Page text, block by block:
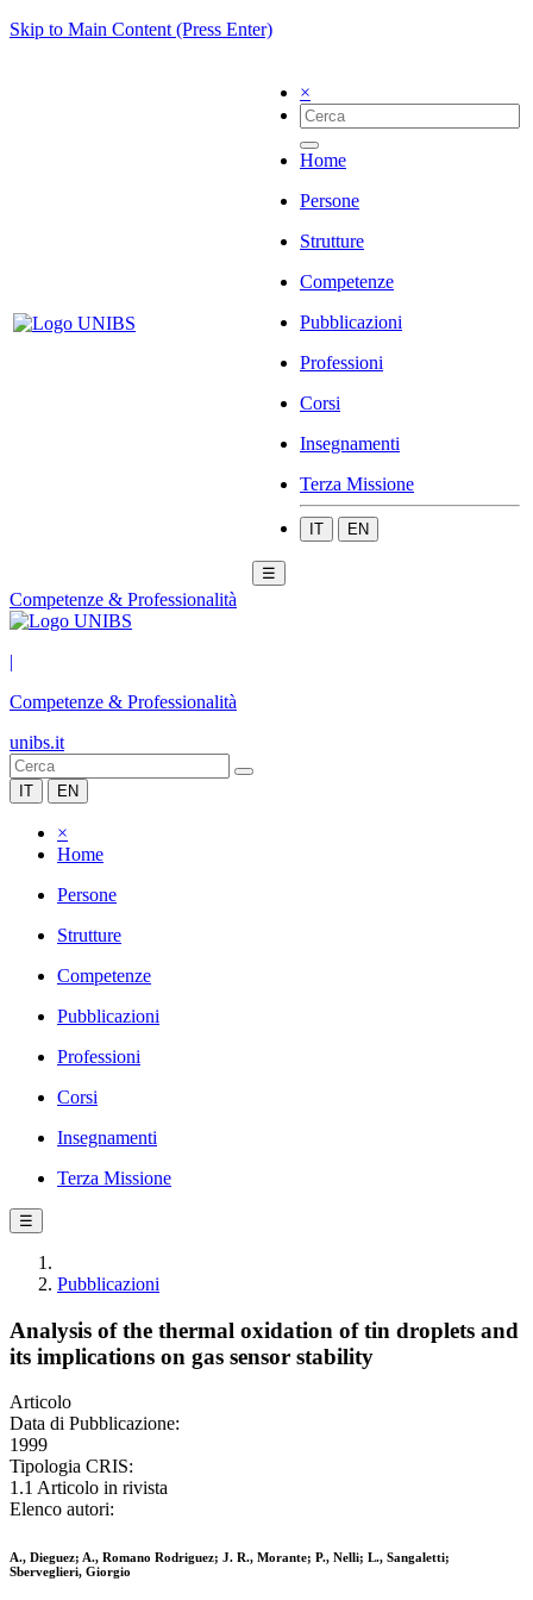
Skip to Main Content (Press Enter)
×
Home
Persone
Strutture
Competenze
Pubblicazioni
Professioni
Corsi
Insegnamenti
Terza Missione
IT EN
☰
Competenze & Professionalità
|
Competenze & Professionalità
unibs.it
IT EN
×
Home
Persone
Strutture
Competenze
Pubblicazioni
Professioni
Corsi
Insegnamenti
Terza Missione
☰
Pubblicazioni
Analysis of the thermal oxidation of tin droplets and
its implications on gas sensor stability
Articolo
Data di Pubblicazione:
1999
Tipologia CRIS:
1.1 Articolo in rivista
Elenco autori:
A., Dieguez; A., Romano Rodriguez; J. R., Morante; P., Nelli; L., Sangaletti;
Sberveglieri, Giorgio